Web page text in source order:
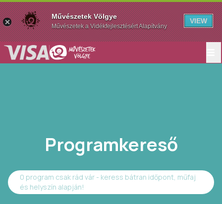
Programkereső
0 program csak rád vár - keress bátran időpont, műfaj
és helyszín alapján!
Művészetek Völgye
Művészetek a Vidékfejlesztésért Alapítvány
VIEW